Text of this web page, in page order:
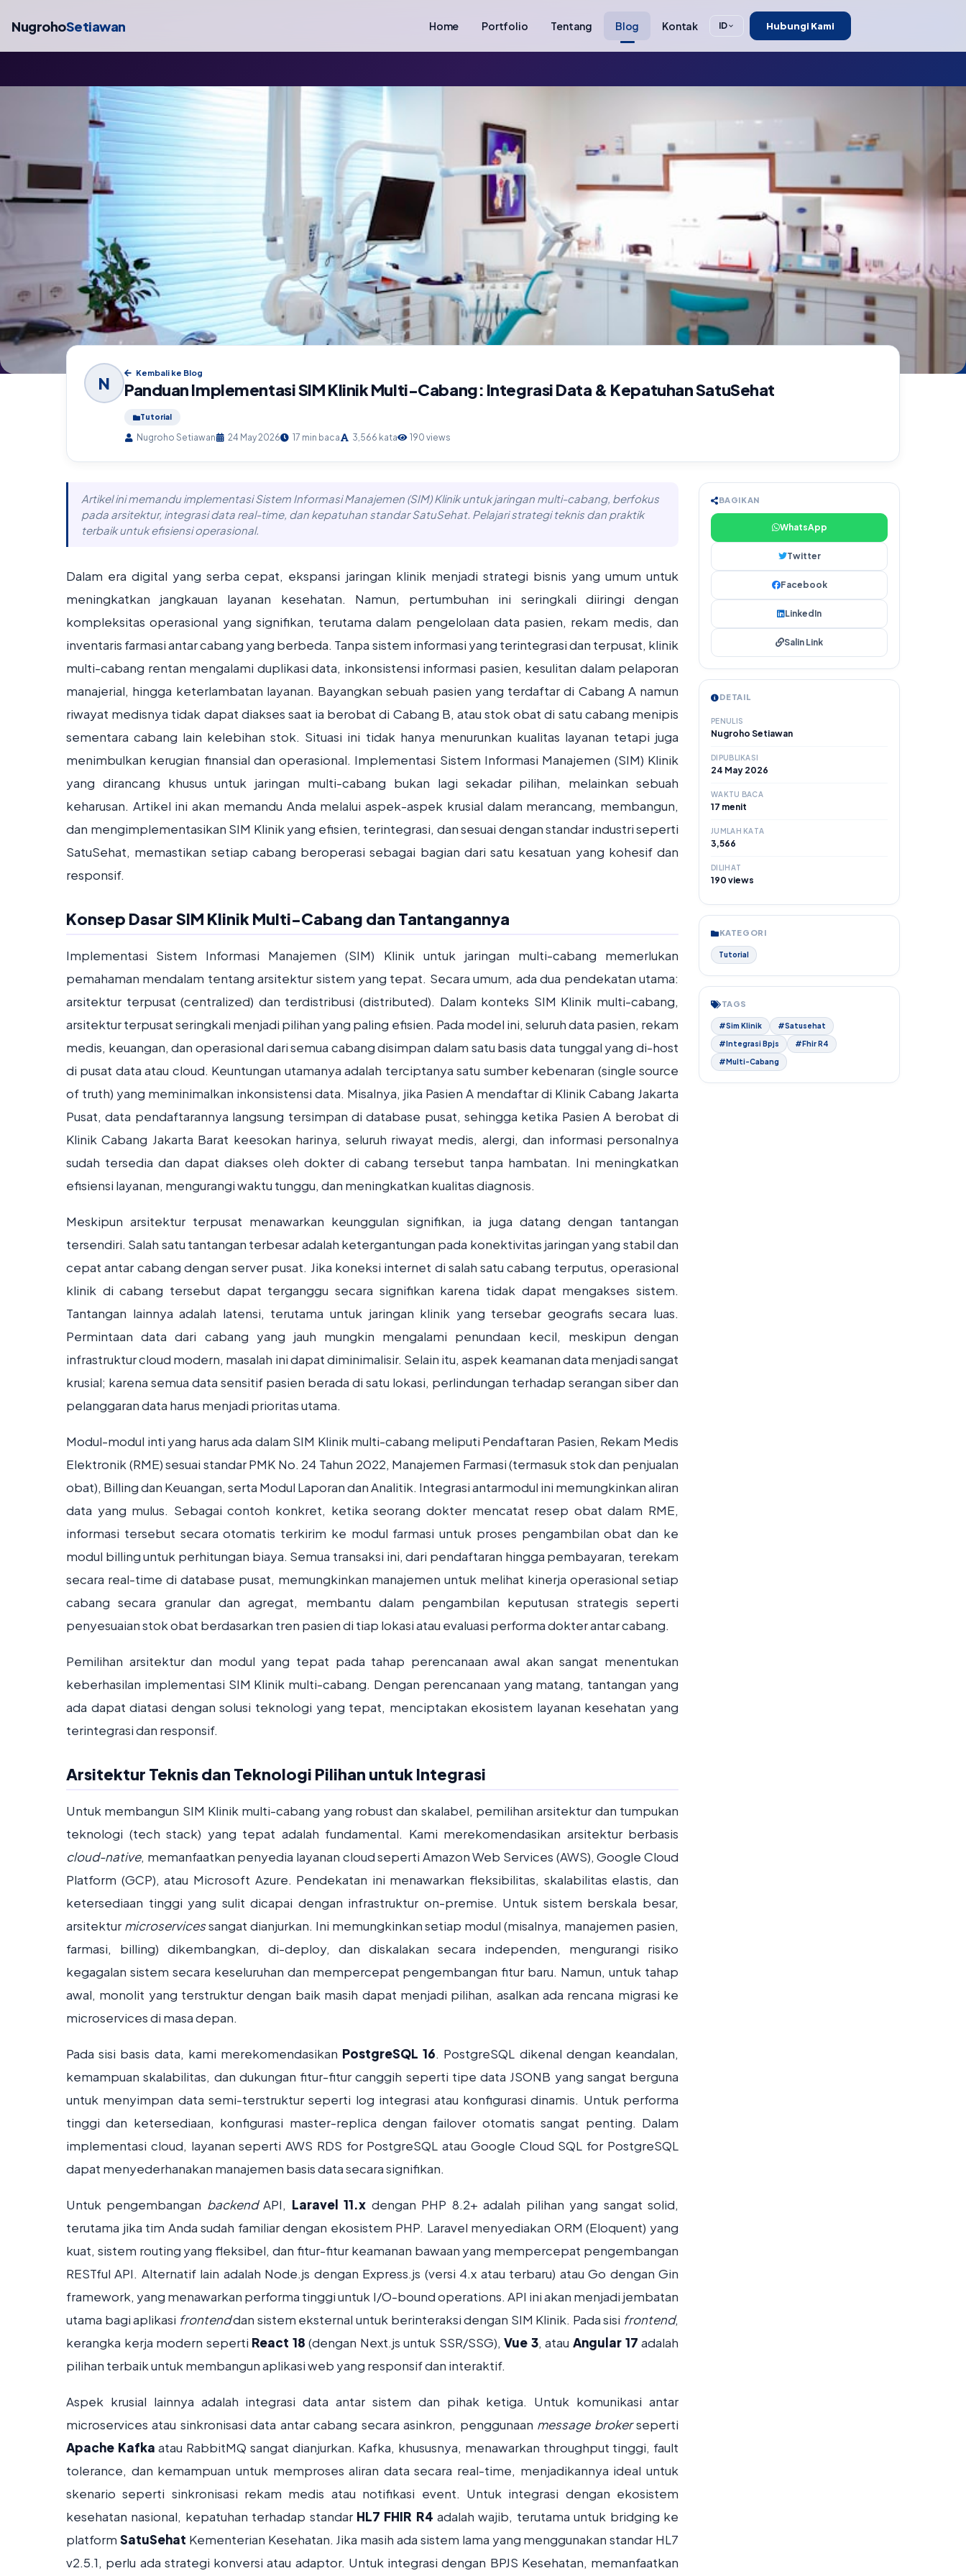
NugrohoSetiawan Home Portfolio Tentang Blog Kontak ID Hubungi Kami
N Kembali ke Blog
Panduan Implementasi SIM Klinik Multi-Cabang: Integrasi Data & Kepatuhan SatuSehat
Tutorial
Nugroho Setiawan 24 May 2026 17 min baca 3,566 kata 190 views
Artikel ini memandu implementasi Sistem Informasi Manajemen (SIM) Klinik untuk jaringan multi-cabang, berfokus
pada arsitektur, integrasi data real-time, dan kepatuhan standar SatuSehat. Pelajari strategi teknis dan praktik
terbaik untuk efisiensi operasional.
Dalam era digital yang serba cepat, ekspansi jaringan klinik menjadi strategi bisnis yang umum untuk
meningkatkan jangkauan layanan kesehatan. Namun, pertumbuhan ini seringkali diiringi dengan
kompleksitas operasional yang signifikan, terutama dalam pengelolaan data pasien, rekam medis, dan
inventaris farmasi antar cabang yang berbeda. Tanpa sistem informasi yang terintegrasi dan terpusat, klinik
multi-cabang rentan mengalami duplikasi data, inkonsistensi informasi pasien, kesulitan dalam pelaporan
manajerial, hingga keterlambatan layanan. Bayangkan sebuah pasien yang terdaftar di Cabang A namun
riwayat medisnya tidak dapat diakses saat ia berobat di Cabang B, atau stok obat di satu cabang menipis
sementara cabang lain kelebihan stok. Situasi ini tidak hanya menurunkan kualitas layanan tetapi juga
menimbulkan kerugian finansial dan operasional. Implementasi Sistem Informasi Manajemen (SIM) Klinik
yang dirancang khusus untuk jaringan multi-cabang bukan lagi sekadar pilihan, melainkan sebuah
keharusan. Artikel ini akan memandu Anda melalui aspek-aspek krusial dalam merancang, membangun,
dan mengimplementasikan SIM Klinik yang efisien, terintegrasi, dan sesuai dengan standar industri seperti
SatuSehat, memastikan setiap cabang beroperasi sebagai bagian dari satu kesatuan yang kohesif dan
responsif.
Konsep Dasar SIM Klinik Multi-Cabang dan Tantangannya
Implementasi Sistem Informasi Manajemen (SIM) Klinik untuk jaringan multi-cabang memerlukan
pemahaman mendalam tentang arsitektur sistem yang tepat. Secara umum, ada dua pendekatan utama:
arsitektur terpusat (centralized) dan terdistribusi (distributed). Dalam konteks SIM Klinik multi-cabang,
arsitektur terpusat seringkali menjadi pilihan yang paling efisien. Pada model ini, seluruh data pasien, rekam
medis, keuangan, dan operasional dari semua cabang disimpan dalam satu basis data tunggal yang di-host
di pusat data atau cloud. Keuntungan utamanya adalah terciptanya satu sumber kebenaran (single source
of truth) yang meminimalkan inkonsistensi data. Misalnya, jika Pasien A mendaftar di Klinik Cabang Jakarta
Pusat, data pendaftarannya langsung tersimpan di database pusat, sehingga ketika Pasien A berobat di
Klinik Cabang Jakarta Barat keesokan harinya, seluruh riwayat medis, alergi, dan informasi personalnya
sudah tersedia dan dapat diakses oleh dokter di cabang tersebut tanpa hambatan. Ini meningkatkan
efisiensi layanan, mengurangi waktu tunggu, dan meningkatkan kualitas diagnosis.
Meskipun arsitektur terpusat menawarkan keunggulan signifikan, ia juga datang dengan tantangan
tersendiri. Salah satu tantangan terbesar adalah ketergantungan pada konektivitas jaringan yang stabil dan
cepat antar cabang dengan server pusat. Jika koneksi internet di salah satu cabang terputus, operasional
klinik di cabang tersebut dapat terganggu secara signifikan karena tidak dapat mengakses sistem.
Tantangan lainnya adalah latensi, terutama untuk jaringan klinik yang tersebar geografis secara luas.
Permintaan data dari cabang yang jauh mungkin mengalami penundaan kecil, meskipun dengan
infrastruktur cloud modern, masalah ini dapat diminimalisir. Selain itu, aspek keamanan data menjadi sangat
krusial; karena semua data sensitif pasien berada di satu lokasi, perlindungan terhadap serangan siber dan
pelanggaran data harus menjadi prioritas utama.
Modul-modul inti yang harus ada dalam SIM Klinik multi-cabang meliputi Pendaftaran Pasien, Rekam Medis
Elektronik (RME) sesuai standar PMK No. 24 Tahun 2022, Manajemen Farmasi (termasuk stok dan penjualan
obat), Billing dan Keuangan, serta Modul Laporan dan Analitik. Integrasi antarmodul ini memungkinkan aliran
data yang mulus. Sebagai contoh konkret, ketika seorang dokter mencatat resep obat dalam RME,
informasi tersebut secara otomatis terkirim ke modul farmasi untuk proses pengambilan obat dan ke
modul billing untuk perhitungan biaya. Semua transaksi ini, dari pendaftaran hingga pembayaran, terekam
secara real-time di database pusat, memungkinkan manajemen untuk melihat kinerja operasional setiap
cabang secara granular dan agregat, membantu dalam pengambilan keputusan strategis seperti
penyesuaian stok obat berdasarkan tren pasien di tiap lokasi atau evaluasi performa dokter antar cabang.
Pemilihan arsitektur dan modul yang tepat pada tahap perencanaan awal akan sangat menentukan
keberhasilan implementasi SIM Klinik multi-cabang. Dengan perencanaan yang matang, tantangan yang
ada dapat diatasi dengan solusi teknologi yang tepat, menciptakan ekosistem layanan kesehatan yang
terintegrasi dan responsif.
Arsitektur Teknis dan Teknologi Pilihan untuk Integrasi
Untuk membangun SIM Klinik multi-cabang yang robust dan skalabel, pemilihan arsitektur dan tumpukan
teknologi (tech stack) yang tepat adalah fundamental. Kami merekomendasikan arsitektur berbasis
cloud-native, memanfaatkan penyedia layanan cloud seperti Amazon Web Services (AWS), Google Cloud
Platform (GCP), atau Microsoft Azure. Pendekatan ini menawarkan fleksibilitas, skalabilitas elastis, dan
ketersediaan tinggi yang sulit dicapai dengan infrastruktur on-premise. Untuk sistem berskala besar,
arsitektur microservicessangat dianjurkan. Ini memungkinkan setiap modul (misalnya, manajemen pasien,
farmasi, billing) dikembangkan, di-deploy, dan diskalakan secara independen, mengurangi risiko
kegagalan sistem secara keseluruhan dan mempercepat pengembangan fitur baru. Namun, untuk tahap
awal, monolit yang terstruktur dengan baik masih dapat menjadi pilihan, asalkan ada rencana migrasi ke
microservices di masa depan.
Pada sisi basis data, kami merekomendasikan PostgreSQL 16. PostgreSQL dikenal dengan keandalan,
kemampuan skalabilitas, dan dukungan fitur-fitur canggih seperti tipe data JSONB yang sangat berguna
untuk menyimpan data semi-terstruktur seperti log integrasi atau konfigurasi dinamis. Untuk performa
tinggi dan ketersediaan, konfigurasi master-replica dengan failover otomatis sangat penting. Dalam
implementasi cloud, layanan seperti AWS RDS for PostgreSQL atau Google Cloud SQL for PostgreSQL
dapat menyederhanakan manajemen basis data secara signifikan.
Untuk pengembangan backendAPI, Laravel 11.x dengan PHP 8.2+ adalah pilihan yang sangat solid,
terutama jika tim Anda sudah familiar dengan ekosistem PHP. Laravel menyediakan ORM (Eloquent) yang
kuat, sistem routing yang fleksibel, dan fitur-fitur keamanan bawaan yang mempercepat pengembangan
RESTful API. Alternatif lain adalah Node.js dengan Express.js (versi 4.x atau terbaru) atau Go dengan Gin
framework, yang menawarkan performa tinggi untuk I/O-bound operations. API ini akan menjadi jembatan
utama bagi aplikasi frontenddan sistem eksternal untuk berinteraksi dengan SIM Klinik. Pada sisi frontend,
kerangka kerja modern seperti React 18 (dengan Next.js untuk SSR/SSG),Vue 3, atau Angular 17 adalah
pilihan terbaik untuk membangun aplikasi web yang responsif dan interaktif.
Aspek krusial lainnya adalah integrasi data antar sistem dan pihak ketiga. Untuk komunikasi antar
microservices atau sinkronisasi data antar cabang secara asinkron, penggunaan message brokerseperti
Apache Kafka atau RabbitMQ sangat dianjurkan. Kafka, khususnya, menawarkan throughput tinggi, fault
tolerance, dan kemampuan untuk memproses aliran data secara real-time, menjadikannya ideal untuk
skenario seperti sinkronisasi rekam medis atau notifikasi event. Untuk integrasi dengan ekosistem
kesehatan nasional, kepatuhan terhadap standar HL7 FHIR R4 adalah wajib, terutama untuk bridging ke
platform SatuSehat Kementerian Kesehatan. Jika masih ada sistem lama yang menggunakan standar HL7
v2.5.1, perlu ada strategi konversi atau adaptor. Untuk integrasi dengan BPJS Kesehatan, memanfaatkan
BAGIKAN
WhatsApp
Twitter
Facebook
LinkedIn
Salin Link
DETAIL
PENULIS
Nugroho Setiawan
DIPUBLIKASI
24 May 2026
WAKTU BACA
17 menit
JUMLAH KATA
3,566
DILIHAT
190 views
KATEGORI
Tutorial
TAGS
#Sim Klinik #Satusehat
#Integrasi Bpjs #Fhir R4
#Multi-Cabang